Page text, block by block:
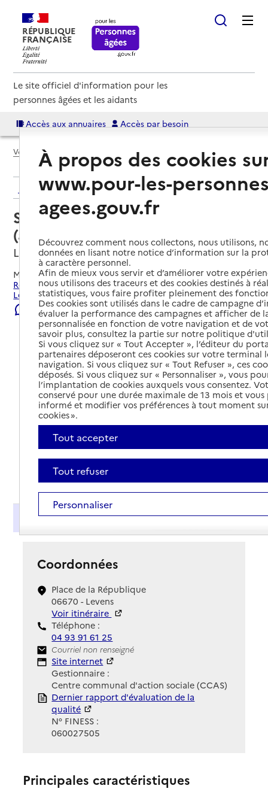
RÉPUBLIQUE
FRANÇAISE
Le site officiel d'information pour les
personnes âgées et les aidants
Accès aux annuaires Accès par besoin
Voir le fil d’Ariane
Retour aux résultats de l'annuaire
Service autonomie à domicile
(aide) – Services du CCAS
Levens, ALPES-MARITIMES
Mis à jour le22/07/2026
Rechercher les établissements et services autour de
Levens.
Signaler une erreur
Présentation
Coordonnées
Place de la République
06670 - Levens
Voir itinéraire
Téléphone :
04 93 91 61 25
Contact
Courriel non renseigné
Site Internet
Site internet
Gestionnaire :
Centre communal d'action sociale (CCAS)
Rapport HAS
Dernier rapport d'évaluation de la
qualité
N° FINESS :
060027505
Principales caractéristiques
À propos des cookies
www.pour-les-
agees.gouv.fr
Découvrez comment nous collectons, nous utilisons,
données en lisant notre notice d’information sur la
à caractère personnel.
Afin de mieux vous servir et d’améliorer votre
nous utilisons des traceurs et des cookies destinés à
statistiques, vous faire profiter pleinement des
Des cookies sont utilisés dans le cadre de campagne
évaluer la performance des campagnes et afficher de
personnalisée en fonction de votre navigation et de
savoir plus, consultez la partie sur notre politique
Si vous cliquez sur « Tout Accepter », l’éditeur du
partenaires déposeront ces cookies sur votre terminal
navigation. Si vous cliquez sur « Tout Refuser », ces
déposés. Si vous cliquez sur « Personnaliser », vous
l’implantation de cookies auxquels vous consentez.
conservé pour une durée maximale de 13 mois et
informé et modifier vos préférences à tout moment
cookies ».
Tout accepter
Tout refuser
Personnaliser